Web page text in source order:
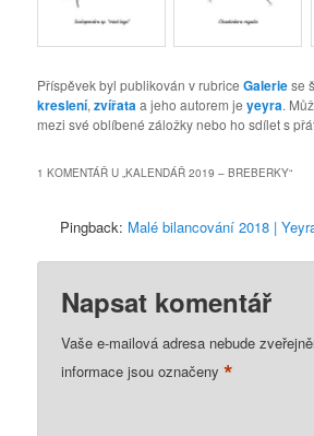
Příspěvek byl publikován v rubriceGaleriese
kreslení,zvířataa jeho autorem jeyeyra.
mezi své oblíbené záložky nebo ho sdílet s
1 KOMENTÁŘ U „KALENDÁŘ 2019 – BREBERKY“
Pingback: Malé bilancování 2018 |
Napsat komentář
Vaše e-mailová adresa nebude
informace jsou označeny*